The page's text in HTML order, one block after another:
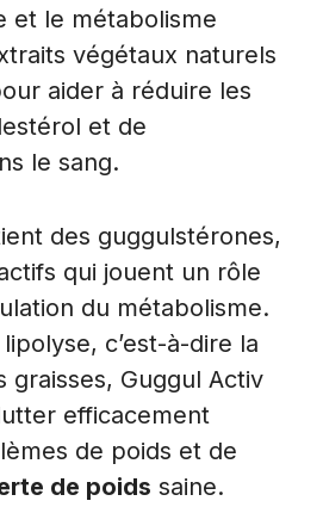
et le métabolisme
végétaux naturels
aider à réduire les
et de
le sang.
des guggulstérones,
qui jouent un rôle
du métabolisme.
c’est-à-dire la
graisses, Guggul Activ
efficacement
de poids et de
de poids saine.